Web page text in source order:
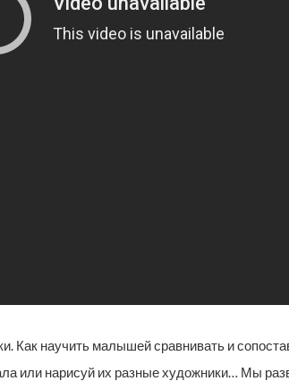
научить малышей сравнивать и
или нарисуй их разные художники… Мы